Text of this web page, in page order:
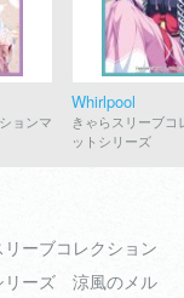
ョンマ
Whirlpool
きゃらスリーブコ
ットシリーズ
リーブコレクション
リーズ 涼風のメル